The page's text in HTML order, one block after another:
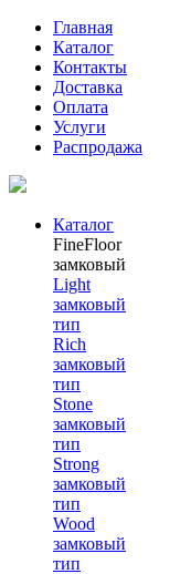
Главная
Каталог
Контакты
Доставка
Оплата
Услуги
Распродажа
Каталог
FineFloor
замковый
Light
замковый
тип
Rich
замковый
тип
Stone
замковый
тип
Strong
замковый
тип
Wood
замковый
тип